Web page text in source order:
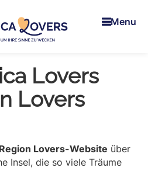
Menu
Lovers
Lovers
Region Lovers-Website über
Insel, die so viele Träume